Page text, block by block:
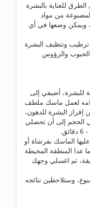
للعناية بالبشرة
من مواد
ويمكن وضعها في أي
وتنظيف البشرة
الحبوب والرؤوس
للبشرة، أضيفي إلى
لعمل ماسك ملطف
البشرة للدهون،
الحجم إلى أن تحصلي
الماسك بفرشاة أو
عدا المنطقة المحيطة
اتركي القتاع لمدة 15 دقيقة، ثم اغسلي وجهك
وستلاحظين نتائجه